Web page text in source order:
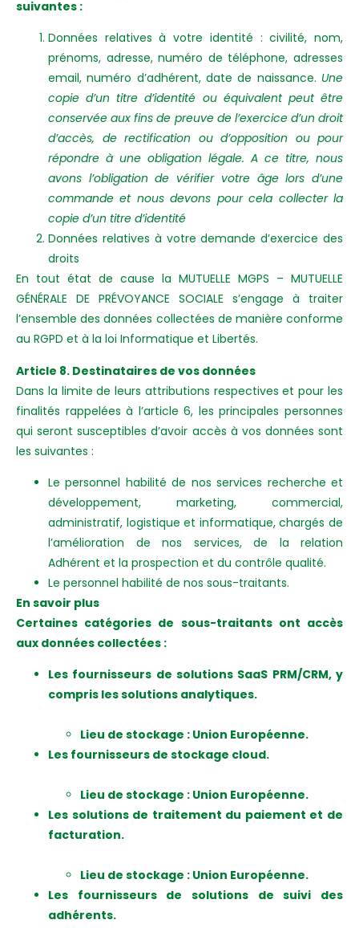
suivantes :
Données relatives à votre identité : civilité, nom,
prénoms, adresse, numéro de téléphone, adresses
email, numéro d’adhérent, date de naissance. Une
copie d’un titre d’identité ou équivalent peut être
conservée aux fins de preuve de l’exercice d’un droit
d’accès, de rectification ou d’opposition ou pour
répondre à une obligation légale. A ce titre, nous
avons l’obligation de vérifier votre âge lors d’une
commande et nous devons pour cela collecter la
copie d’un titre d’identité
Données relatives à votre demande d’exercice des
droits
En tout état de cause la MUTUELLE MGPS – MUTUELLE
GÉNÉRALE DE PRÉVOYANCE SOCIALE s’engage à traiter
l’ensemble des données collectées de manière conforme
au RGPD et à la loi Informatique et Libertés.
Article 8. Destinataires de vos données
Dans la limite de leurs attributions respectives et pour les
finalités rappelées à l’article 6, les principales personnes
qui seront susceptibles d’avoir accès à vos données sont
les suivantes :
Le personnel habilité de nos services recherche et
développement, marketing, commercial,
administratif, logistique et informatique, chargés de
l’amélioration de nos services, de la relation
Adhérent et la prospection et du contrôle qualité.
Le personnel habilité de nos sous-traitants.
En savoir plus
Certaines catégories de sous-traitants ont accès
aux données collectées :
Les fournisseurs de solutions SaaS PRM/CRM, y
compris les solutions analytiques.
Lieu de stockage : Union Européenne.
Les fournisseurs de stockage cloud.
Lieu de stockage : Union Européenne.
Les solutions de traitement du paiement et de
facturation.
Lieu de stockage : Union Européenne.
Les fournisseurs de solutions de suivi des
adhérents.